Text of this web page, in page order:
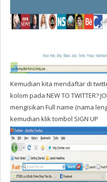
Kemudian kita mendaftar di
kolom pada NEW TO TWITTER?
mengisikan Full name (nama
kemudian klik tombol SIGN UP